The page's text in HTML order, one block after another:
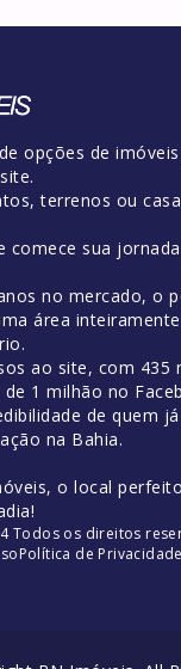
opções de
terrenos ou
comece sua
no mercado, o
área
ao site, com 435
1 milhão no
de quem
na Bahia.
o local
Todos os direitos
Política de Privacidade